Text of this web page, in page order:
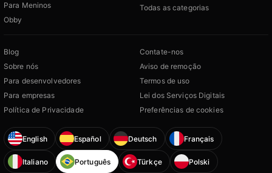
Para Meninos
Obby
Todas as categorias
Blog
Sobre nós
Para desenvolvedores
Para empresas
Política de Privacidade
Contate-nos
Aviso de remoção
Termos de uso
Lei dos Serviços Digitais
Preferências de cookies
English Español Deutsch Français
Italiano Português Türkçe Polski